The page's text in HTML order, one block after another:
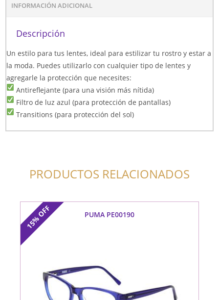
INFORMACIÓN ADICIONAL
Descripción
Un estilo para tus lentes, ideal para estilizar tu rostro y estar a
la moda. Puedes utilizarlo con cualquier tipo de lentes y
agregarle la protección que necesites:
Antireflejante (para una visión más nítida)
Filtro de luz azul (para protección de pantallas)
Transitions (para protección del sol)
PRODUCTOS RELACIONADOS
15%
OFF PUMA PE00190